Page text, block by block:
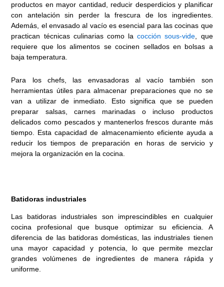
productos en mayor cantidad, reducir desperdicios y planificar
con antelación sin perder la frescura de los ingredientes.
Además, el envasado al vacío es esencial para las cocinas que
practican técnicas culinarias como lacocción sous-vide, que
requiere que los alimentos se cocinen sellados en bolsas a
baja temperatura.
Para los chefs, las envasadoras al vacío también son
herramientas útiles para almacenar preparaciones que no se
van a utilizar de inmediato. Esto significa que se pueden
preparar salsas, carnes marinadas o incluso productos
delicados como pescados y mantenerlos frescos durante más
tiempo. Esta capacidad de almacenamiento eficiente ayuda a
reducir los tiempos de preparación en horas de servicio y
mejora la organización en la cocina.
Batidoras industriales
Las batidoras industriales son imprescindibles en cualquier
cocina profesional que busque optimizar su eficiencia. A
diferencia de las batidoras domésticas, las industriales tienen
una mayor capacidad y potencia, lo que permite mezclar
grandes volúmenes de ingredientes de manera rápida y
uniforme.